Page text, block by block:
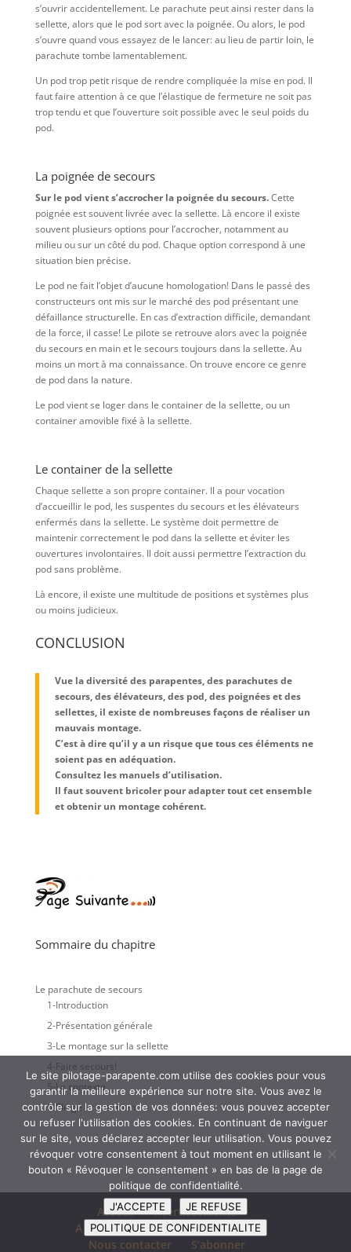
s’ouvrir accidentellement. Le parachute peut ainsi rester dans la
sellette, alors que le pod sort avec la poignée. Ou alors, le pod
s’ouvre quand vous essayez de le lancer: au lieu de partir loin, le
parachute tombe lamentablement.
Un pod trop petit risque de rendre compliquée la mise en pod. Il
faut faire attention à ce que l’élastique de fermeture ne soit pas
trop tendu et que l’ouverture soit possible avec le seul poids du
pod.
La poignée de secours
Sur le pod vient s’accrocher la poignée du secours.Cette
poignée est souvent livrée avec la sellette. Là encore il existe
souvent plusieurs options pour l’accrocher, notamment au
milieu ou sur un côté du pod. Chaque option correspond à une
situation bien précise.
Le pod ne fait l’objet d’aucune homologation! Dans le passé des
constructeurs ont mis sur le marché des pod présentant une
défaillance structurelle. En cas d’extraction difficile, demandant
de la force, il casse! Le pilote se retrouve alors avec la poignée
du secours en main et le secours toujours dans la sellette. Au
moins un mort à ma connaissance. On trouve encore ce genre
de pod dans la nature.
Le pod vient se loger dans le container de la sellette, ou un
container amovible fixé à la sellette.
Le container de la sellette
Chaque sellette a son propre container. Il a pour vocation
d’accueillir le pod, les suspentes du secours et les élévateurs
enfermés dans la sellette. Le système doit permettre de
maintenir correctement le pod dans la sellette et éviter les
ouvertures involontaires. Il doit aussi permettre l’extraction du
pod sans problème.
Là encore, il existe une multitude de positions et systèmes plus
ou moins judicieux.
CONCLUSION
Vue la diversité des parapentes, des parachutes de
secours, des élévateurs, des pod, des poignées et des
sellettes, il existe de nombreuses façons de réaliser un
mauvais montage.
C’est à dire qu’il y a un risque que tous ces éléments ne
soient pas en adéquation.
Consultez les manuels d’utilisation.
Il faut souvent bricoler pour adapter tout cet ensemble
et obtenir un montage cohérent.
Sommaire du chapitre
Le parachute de secours
1-Introduction
2-Présentation générale
3-Le montage sur la sellette
4-Faire secours!
5-Le contexte
6-Pliage et entretien
Accueil
Avertissements
A propos de l’auteur
Sommaire
Nous contacter
S’abonner
Le site pilotage-parapente.com utilise des cookies pour vous
garantir la meilleure expérience sur notre site. Vous avez le
contrôle sur la gestion de vos données: vous pouvez accepter
ou refuser l'utilisation des cookies. En continuant de naviguer
sur le site, vous déclarez accepter leur utilisation. Vous pouvez
révoquer votre consentement à tout moment en utilisant le
bouton « Révoquer le consentement » en bas de la page de
politique de confidentialité.
J'ACCEPTE
JE REFUSE
POLITIQUE DE CONFIDENTIALITE